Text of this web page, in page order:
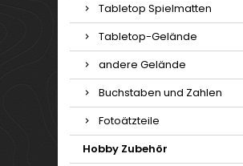
Tabletop Spielmatten
Tabletop-Gelände
andere Gelände
Buchstaben und Zahlen
Fotoätzteile
Hobby Zubehör